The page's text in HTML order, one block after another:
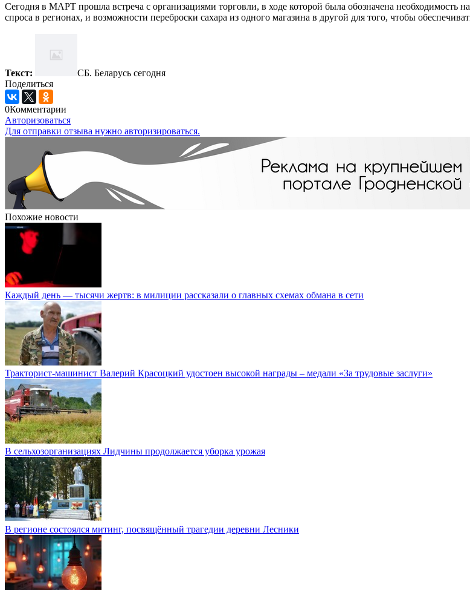
Сегодня в МАРТ прошла встреча с организациями торговли, в ходе которой была обозначена необходимость
спроса в регионах, и возможности переброски сахара из одного магазина в другой для того, чтобы
Текст:
СБ. Беларусь сегодня
Поделиться
0Комментарии
Авторизоваться
Для отправки отзыва нужно авторизироваться.
Похожие новости
Каждый день — тысячи жертв: в милиции рассказали о главных схемах обмана в сети
Тракторист-машинист Валерий Красоцкий удостоен высокой награды – медали «За трудовые заслуги»
В сельхозорганизациях Лидчины продолжается уборка урожая
В регионе состоялся митинг, посвящённый трагедии деревни Лесники